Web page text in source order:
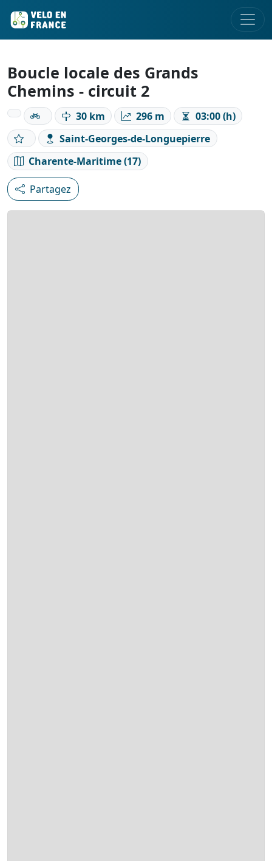
Boucle locale des Grands
Chemins - circuit 2
30 km 296 m
03:00 (h)
Saint-Georges-de-Longuepierre
Charente-Maritime (17)
Partagez